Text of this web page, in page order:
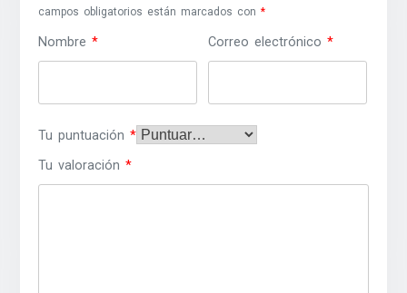
campos obligatorios están marcados con*
Nombre* Correo electrónico*
Tu puntuación*
Tu valoración*